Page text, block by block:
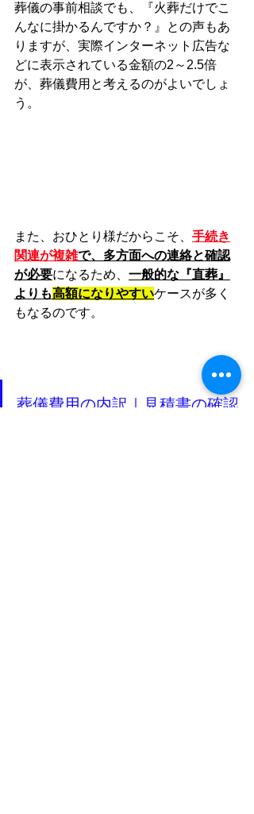
葬儀の事前相談でも、『火葬だけでこ
んなに掛かるんですか？』との声もあ
りますが、実際インターネット広告な
どに表示されている金額の2～2.5倍
が、葬儀費用と考えるのがよいでしょ
う。
また、おひとり様だからこそ、 手続き
関連が複雑で、多方面への連絡と確認
が必要になるため、 一般的な『直葬』
よりも高額になりやすいケースが多く
もなるのです。
葬儀費用の内訳｜見積書の確認